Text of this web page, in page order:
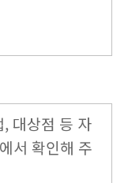
대상점 등 자
서 확인해 주